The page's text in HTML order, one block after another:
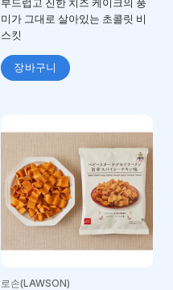
부드럽고 진한 치즈 케이크의 풍
미가 그대로 살아있는 초콜릿 비
스킷
장바구니
로손(LAWSON)